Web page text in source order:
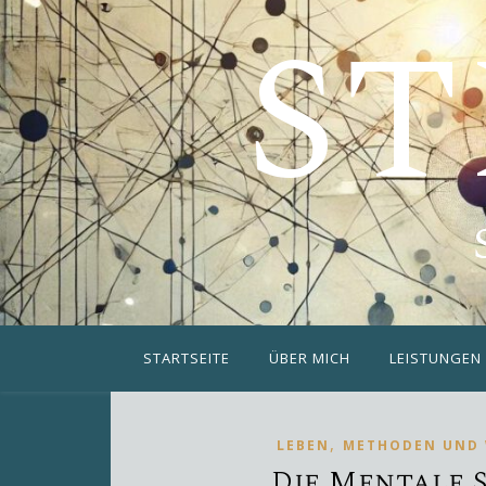
STARTSEITE ÜBER MICH LEISTUNGEN
LEBEN , METHODEN UND